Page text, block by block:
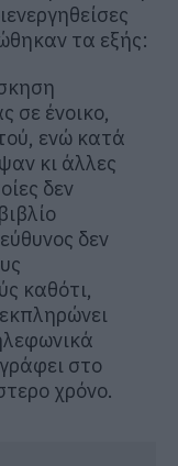
τα εξής:
σε ένοικο,
ενώ κατά
κι άλλες
δεν
δεν
καθότι,
στο
χρόνο.